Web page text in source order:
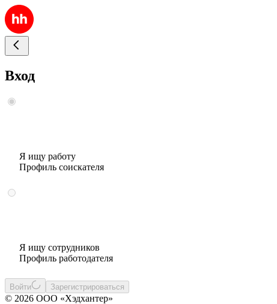
Вход
Я ищу работу
Профиль соискателя
Я ищу сотрудников
Профиль работодателя
Войти Зарегистрироваться
© 2026 ООО «Хэдхантер»